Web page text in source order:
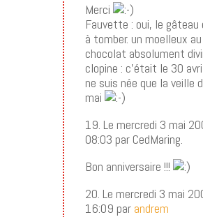
Merci
Fauvette : oui, le
à tomber. un moelleux au
chocolat absolument
clopine : c’était le 30
ne suis née que la veille
mai
19. Le mercredi 3 mai
08:03 par CedMaring.
Bon anniversaire !!!
20. Le mercredi 3 mai
16:09 par andrem